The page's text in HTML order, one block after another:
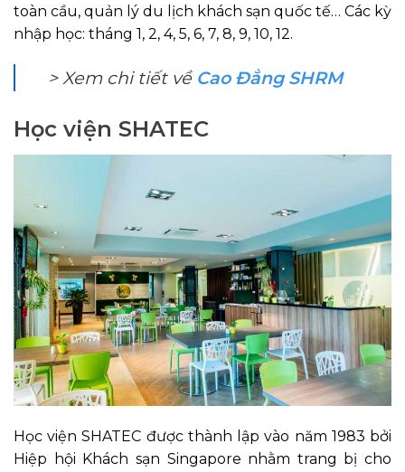
toàn cầu, quản lý du lịch khách sạn quốc tế… Các kỳ
nhập học: tháng 1, 2, 4, 5, 6, 7, 8, 9, 10, 12.
> Xem chi tiết về Cao Đẳng SHRM
Học viện SHATEC
Học viện SHATEC được thành lập vào năm 1983 bởi
Hiệp hội Khách sạn Singapore nhằm trang bị cho